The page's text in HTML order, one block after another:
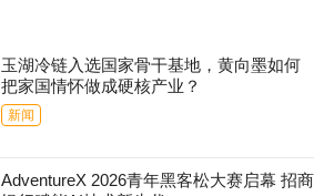
玉湖冷链入选国家骨干基地，黄向墨如何
把家国情怀做成硬核产业？
新闻
AdventureX 2026青年黑客松大赛启幕 招商